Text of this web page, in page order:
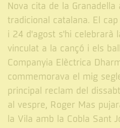
Nova cita de la
tradicional catalana. El
i 24 d'agost s'hi celebrarà
vinculat a la cançó i els
Companyia Elèctrica
commemorava el mig
principal reclam del
al vespre, Roger Mas
la Vila amb la Cobla Sant